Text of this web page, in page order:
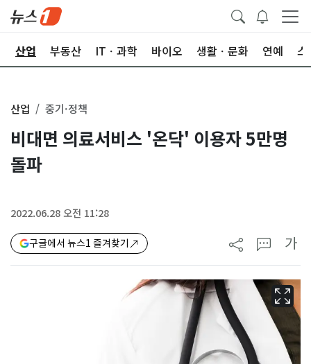
산업 부동산 ITㆍ과학 바이오 생활ㆍ문화 연예 스
산업 중기·정책
비대면 의료서비스 '온닥' 이용자 5만명
돌파
2022.06.28 오전 11:28
구글에서 뉴스1 즐겨찾기 가